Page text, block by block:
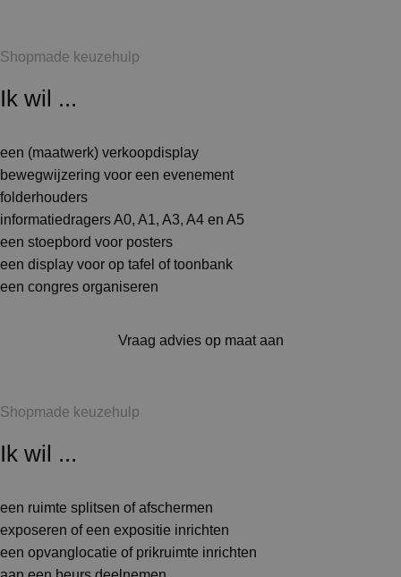
Shopmade keuzehulp
Ik wil ...
een (maatwerk) verkoopdisplay
bewegwijzering voor een evenement
folderhouders
informatiedragers A0, A1, A3, A4 en A5
een stoepbord voor posters
een display voor op tafel of toonbank
een congres organiseren
Vraag advies op maat aan
Shopmade keuzehulp
Ik wil ...
een ruimte splitsen of afschermen
exposeren of een expositie inrichten
een opvanglocatie of prikruimte inrichten